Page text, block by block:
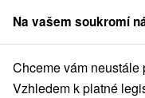
člen skupinySorger
Apartmány
Na vašem soukromí
Chceme vám neustále
Vzhledem k platné